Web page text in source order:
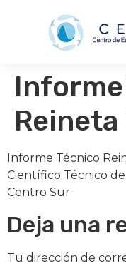
Informe Técnico
Científico Técnico
Centro Sur
Deja una
Tu dirección de